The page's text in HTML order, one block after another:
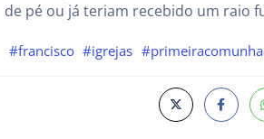
de pé ou já teriam recebido um raio
#francisco #igrejas